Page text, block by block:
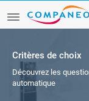
Critères de choix
Découvrez les
automatique